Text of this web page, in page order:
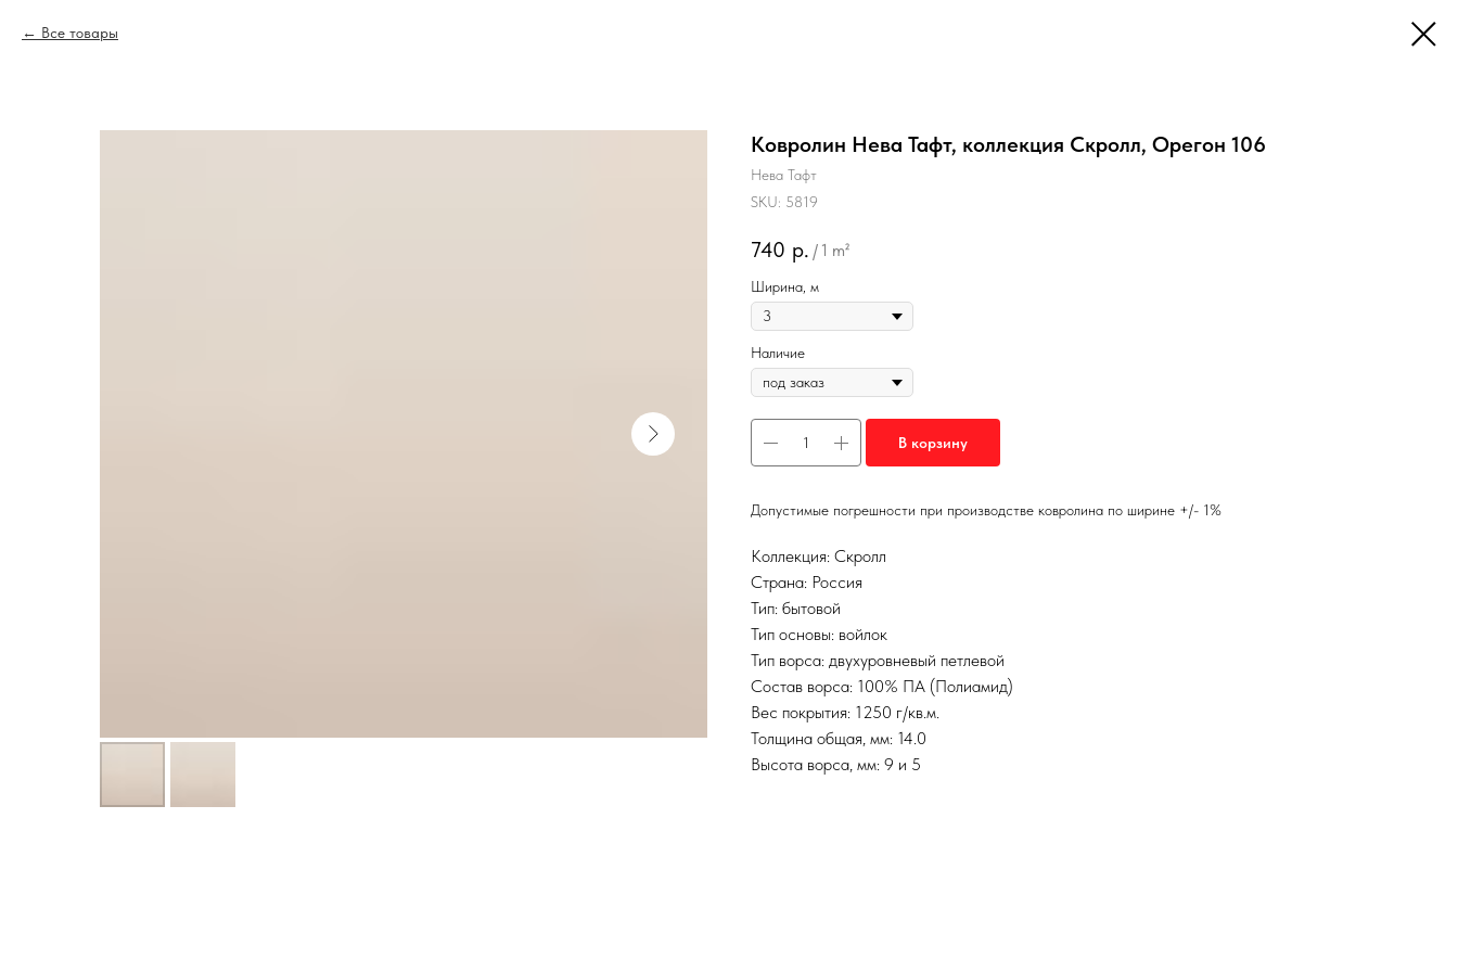
Все товары
Ковролин Нева Тафт, коллекция Скролл, Орегон 106
Нева Тафт
SKU: 5819
740 р. / 1 m²
Ширина, м
Наличие
В корзину
Допустимые погрешности при производстве ковролина по ширине +/- 1%
Коллекция: Скролл
Страна: Россия
Тип: бытовой
Тип основы: войлок
Тип ворса: двухуровневый петлевой
Состав ворса: 100% ПА (Полиамид)
Вес покрытия: 1250 г/кв.м.
Толщина общая, мм: 14.0
Высота ворса, мм: 9 и 5